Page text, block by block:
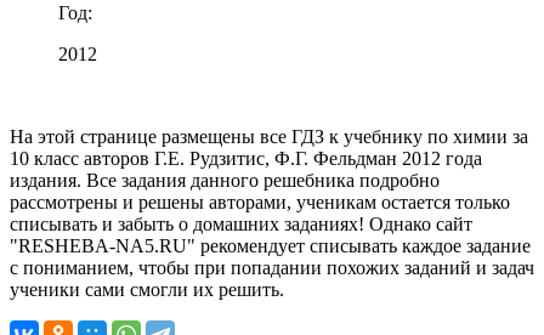
Год:
2012
На этой странице размещены все ГДЗ к учебнику по химии за
10 класс авторов Г.Е. Рудзитис, Ф.Г. Фельдман 2012 года
издания. Все задания данного решебника подробно
рассмотрены и решены авторами, ученикам остается только
списывать и забыть о домашних заданиях! Однако сайт
"RESHEBA-NA5.RU" рекомендует списывать каждое задание
с пониманием, чтобы при попадании похожих заданий и задач
ученики сами смогли их решить.